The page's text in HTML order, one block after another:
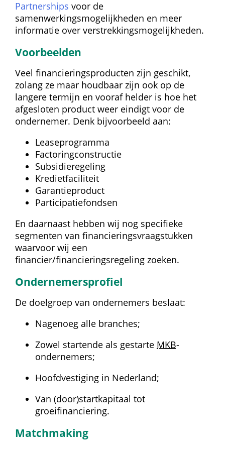
Partnerships voor de
samenwerkingsmogelijkheden en meer
informatie over verstrekkingsmogelijkheden.
Voorbeelden
Veel financieringsproducten zijn geschikt,
zolang ze maar houdbaar zijn ook op de
langere termijn en vooraf helder is hoe het
afgesloten product weer eindigt voor de
ondernemer. Denk bijvoorbeeld aan:
Leaseprogramma
Factoringconstructie
Subsidieregeling
Kredietfaciliteit
Garantieproduct
Participatiefondsen
En daarnaast hebben wij nog specifieke
segmenten van financieringsvraagstukken
waarvoor wij een
financier/financieringsregeling zoeken.
Ondernemersprofiel
De doelgroep van ondernemers beslaat:
Nagenoeg alle branches;
Zowel startende als gestarte MKB-
ondernemers;
Hoofdvestiging in Nederland;
Van (door)startkapitaal tot
groeifinanciering.
Matchmaking